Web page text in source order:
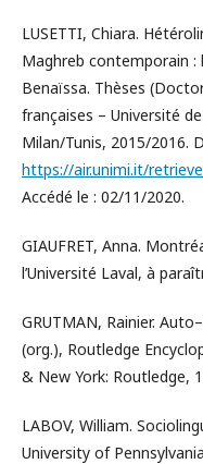
LUSETTI, Chiara.
Maghreb contemporain :
Benaïssa. Thèses
françaises – Université
Milan/Tunis, 2015/2016.
https://air.unimi.it/
Accédé le : 02/11/2020.
GIAUFRET, Anna.
l’Université Laval, à
GRUTMAN, Rainier.
(org.), Routledge
& New York: Routledge,
LABOV, William.
University of